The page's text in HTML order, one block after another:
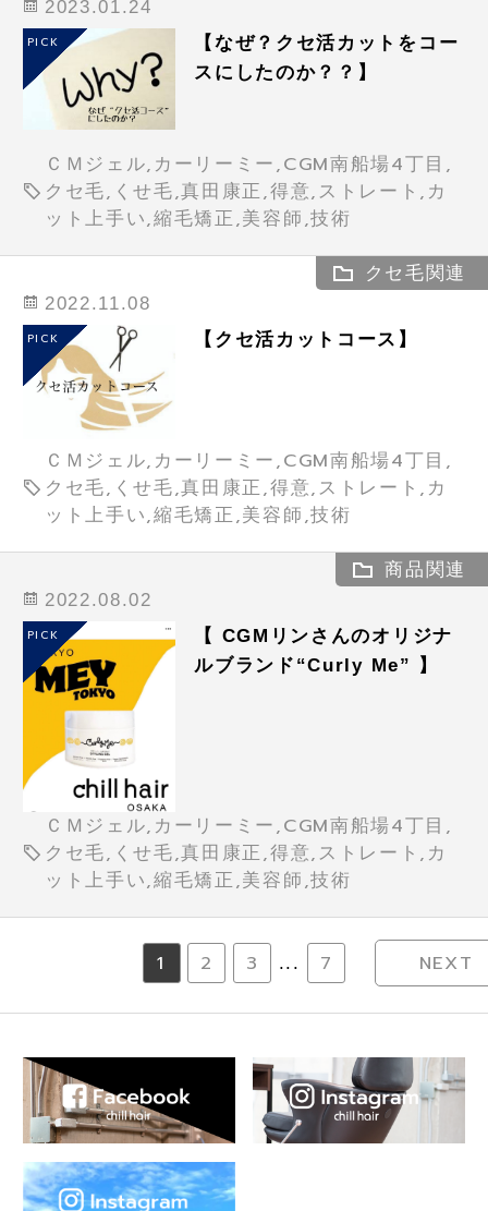
2023.01.24
PICK
【なぜ？クセ活カットをコー
スにしたのか？？】
ＣＭジェル,カーリーミー,CGM南船場4丁目,
クセ毛,くせ毛,真田康正,得意,ストレート,カ
ット上手い,縮毛矯正,美容師,技術
クセ毛関連
2022.11.08
PICK 【クセ活カットコース】
ＣＭジェル,カーリーミー,CGM南船場4丁目,
クセ毛,くせ毛,真田康正,得意,ストレート,カ
ット上手い,縮毛矯正,美容師,技術
商品関連
2022.08.02
PICK
【 CGMリンさんのオリジナ
ルブランド“Curly Me” 】
ＣＭジェル,カーリーミー,CGM南船場4丁目,
クセ毛,くせ毛,真田康正,得意,ストレート,カ
ット上手い,縮毛矯正,美容師,技術
NEXT
1 2 3 ... 7